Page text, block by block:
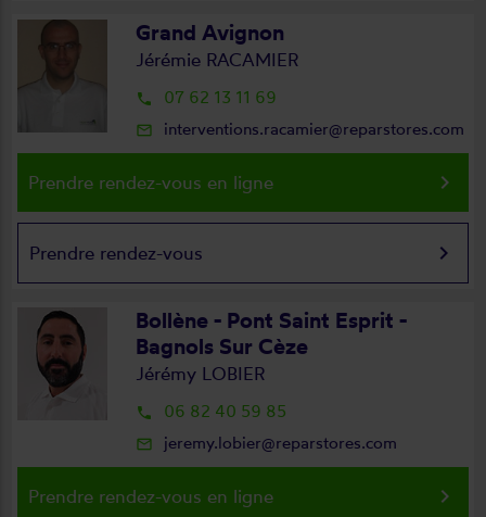
Grand Avignon
Jérémie RACAMIER
local_phone 07 62 13 11 69
mail_outline interventions.racamier@reparstores.com
Prendre rendez-vous en ligne keyboard_arrow_right
Prendre rendez-vous keyboard_arrow_right
Bollène - Pont Saint Esprit -
Bagnols Sur Cèze
Jérémy LOBIER
local_phone 06 82 40 59 85
mail_outline jeremy.lobier@reparstores.com
Prendre rendez-vous en ligne keyboard_arrow_right